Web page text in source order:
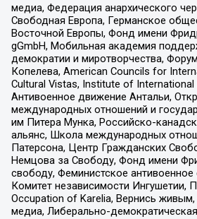
медиа, Федерация анархического
Свободная Европа, Германское
Восточной Европы, Фонд имени
gGmbH, Мобильная академия
демократии и миротворчества,
Копелева, American Councils for
Cultural Vistas, Institute of International
Антивоенное движение Антальи,
международных отношений и
им Питера Мунка, Российско-
альянс, Школа международных
Патерсона, Центр Гражданских
Немцова за Свободу, Фонд имени
свободу, Феминистское антивоенное
Комитет независимости Ингушетии,
Occupation of Karelia, Вернись
медиа, Либерально-